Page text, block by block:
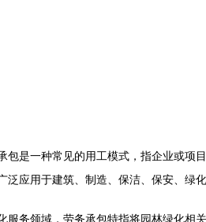
包是一种常见的用工模式，指企业或项
泛应用于建筑、制造、保洁、保安、绿
服务领域，劳务承包特指将园林绿化相